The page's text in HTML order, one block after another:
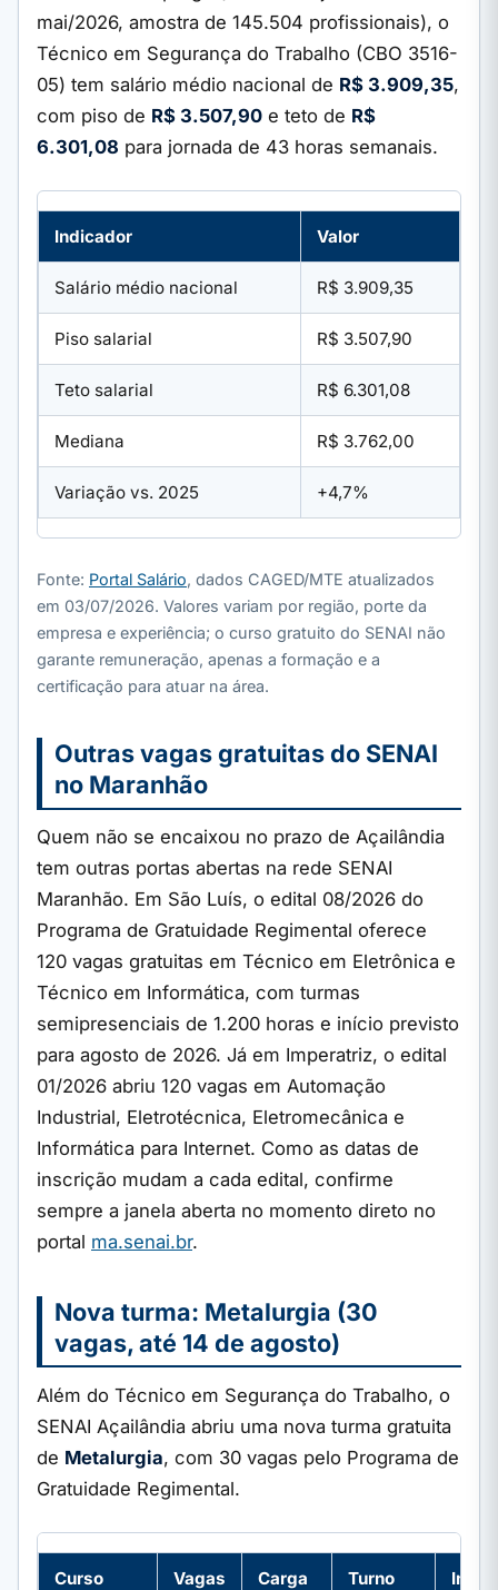
mai/2026, amostra de 145.504 profissionais), o
Técnico em Segurança do Trabalho (CBO 3516-
05) tem salário médio nacional de R$ 3.909,35,
com piso de R$ 3.507,90 e teto de R$
6.301,08 para jornada de 43 horas semanais.
Indicador Valor
Salário médio nacional R$ 3.909,35
Piso salarial R$ 3.507,90
Teto salarial R$ 6.301,08
Mediana R$ 3.762,00
Variação vs. 2025 +4,7%
Fonte: Portal Salário, dados CAGED/MTE atualizados
em 03/07/2026. Valores variam por região, porte da
empresa e experiência; o curso gratuito do SENAI não
garante remuneração, apenas a formação e a
certificação para atuar na área.
Outras vagas gratuitas do SENAI
no Maranhão
Quem não se encaixou no prazo de Açailândia
tem outras portas abertas na rede SENAI
Maranhão. Em São Luís, o edital 08/2026 do
Programa de Gratuidade Regimental oferece
120 vagas gratuitas em Técnico em Eletrônica e
Técnico em Informática, com turmas
semipresenciais de 1.200 horas e início previsto
para agosto de 2026. Já em Imperatriz, o edital
01/2026 abriu 120 vagas em Automação
Industrial, Eletrotécnica, Eletromecânica e
Informática para Internet. Como as datas de
inscrição mudam a cada edital, confirme
sempre a janela aberta no momento direto no
portal ma.senai.br.
Nova turma: Metalurgia (30
vagas, até 14 de agosto)
Além do Técnico em Segurança do Trabalho, o
SENAI Açailândia abriu uma nova turma gratuita
de Metalurgia, com 30 vagas pelo Programa de
Gratuidade Regimental.
Curso Vagas
Carga
Turno Início